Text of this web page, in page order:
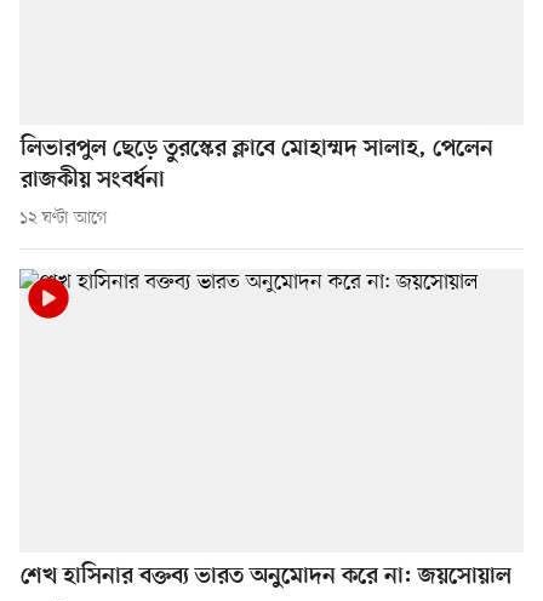
লিভারপুল ছেড়ে তুরস্কের ক্লাবে মোহাম্মদ সালাহ, পেলেন
রাজকীয় সংবর্ধনা
১২ ঘণ্টা আগে
শেখ হাসিনার বক্তব্য ভারত অনুমোদন করে না: জয়সোয়াল